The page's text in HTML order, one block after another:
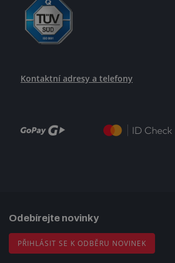
Kontaktní adresy a telefony
Odebírejte novinky
PŘIHLÁSIT SE K ODBĚRU NOVINEK